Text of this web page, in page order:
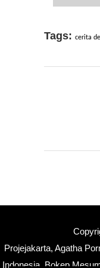
Tags: cerita
Projejakarta, Agatha
Indonesia Bokep